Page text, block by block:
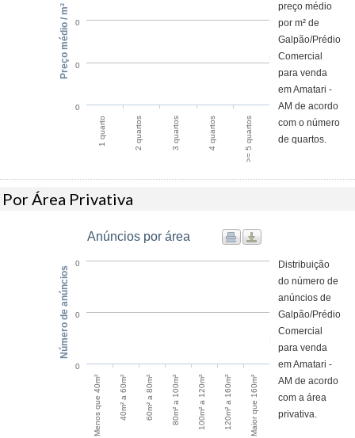
1 quarto 2 quartos 3 quartos 4 quartos >= 5 quartos
0
0
0
Preço médio / m²
preço médio
por m² de
Galpão/Prédio
Comercial
para venda
em Amatari -
AM de acordo
com o número
de quartos.
Por Área Privativa
Anúncios por área
Menos que 40m² 40m² a 60m² 60m² a 80m² 80m² a 100m² 100m² a 120m² 120m² a 160m² Maior que 160m²
0
0
0
Número de anúncios
Distribuição
do número de
anúncios de
Galpão/Prédio
Comercial
para venda
em Amatari -
AM de acordo
com a área
privativa.